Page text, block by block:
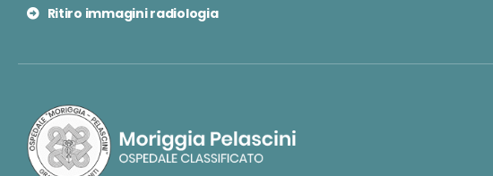
Ritiro immagini radiologia